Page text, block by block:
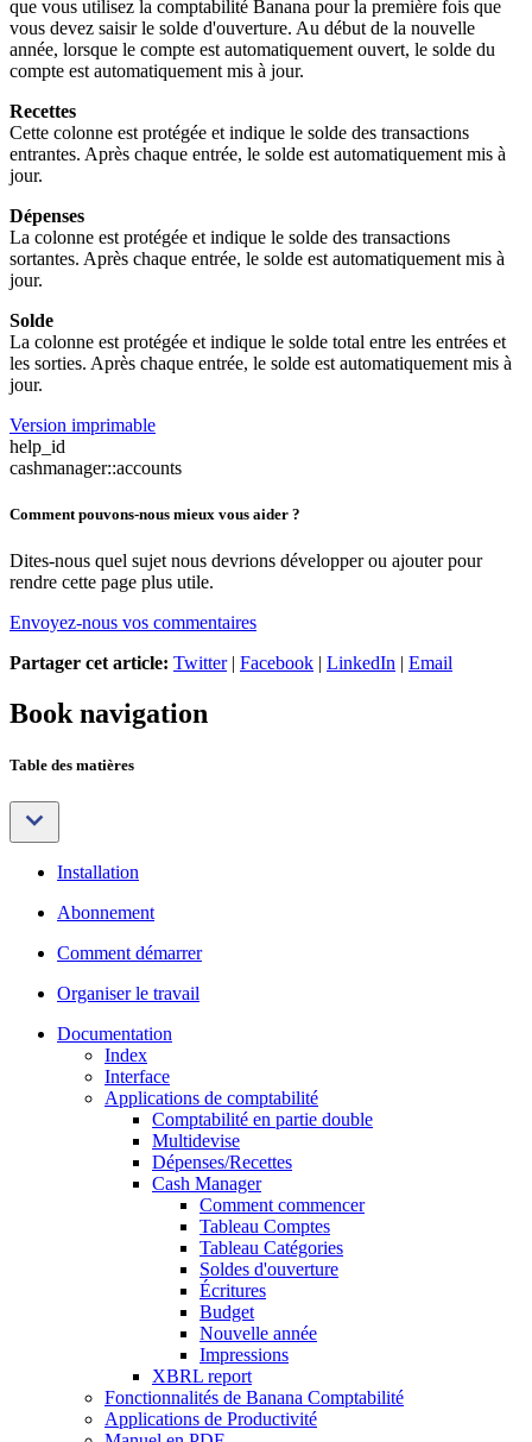
que vous utilisez la comptabilité Banana pour la première fois que
vous devez saisir le solde d'ouverture. Au début de la nouvelle
année, lorsque le compte est automatiquement ouvert, le solde du
compte est automatiquement mis à jour.
Recettes
Cette colonne est protégée et indique le solde des transactions
entrantes. Après chaque entrée, le solde est automatiquement mis à
jour.
Dépenses
La colonne est protégée et indique le solde des transactions
sortantes. Après chaque entrée, le solde est automatiquement mis à
jour.
Solde
La colonne est protégée et indique le solde total entre les entrées et
les sorties. Après chaque entrée, le solde est automatiquement mis à
jour.
Version imprimable
help_id
cashmanager::accounts
Comment pouvons-nous mieux vous aider ?
Dites-nous quel sujet nous devrions développer ou ajouter pour
rendre cette page plus utile.
Envoyez-nous vos commentaires
Partager cet article: Twitter| Facebook | LinkedIn | Email
Book navigation
Table des matières
Installation
Abonnement
Comment démarrer
Organiser le travail
Documentation
Index
Interface
Applications de comptabilité
Comptabilité en partie double
Multidevise
Dépenses/Recettes
Cash Manager
Comment commencer
Tableau Comptes
Tableau Catégories
Soldes d'ouverture
Écritures
Budget
Nouvelle année
Impressions
XBRL report
Fonctionnalités de Banana Comptabilité
Applications de Productivité